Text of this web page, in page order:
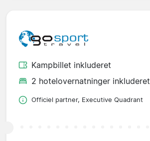
Kampbillet inkluderet
2 hotelovernatninger inkluderet
Officiel partner, Executive Quadrant